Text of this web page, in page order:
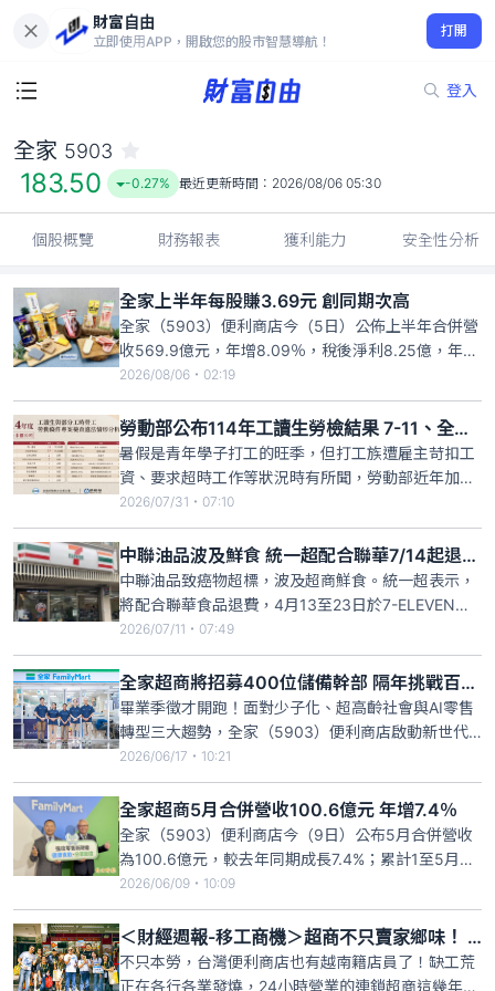
財富自由
立即使用APP，開啟您的股市智慧導航！
打開
登入
183.50
-0.27%
全家 5903
183.50 -0.27% 最近更新時間： 2026/08/06 05:30
個股概覽 財務報表 獲利能力 安全性分析
全家上半年每股賺3.69元 創同期次高
全家（5903）便利商店今（5日）公佈上半年合併營
收569.9億元，年增8.09％，稅後淨利8.25億，年增
7.22%，每股盈餘3.69元，較去年同期增加0.24元，
創同期次高。全家表示，上半年主要受惠便利商店本
業穩健、既存店日均銷售成長，店舖持續拓點，截至
六月底達4504店，淨增34家；轉投資中之
2026/08/06・02:19
勞動部公布114年工讀生勞檢結果 7-11、全家、中油續列違規大戶
暑假是青年學子打工的旺季，但打工族遭雇主苛扣工
資、要求超時工作等狀況時有所聞，勞動部近年加強
工讀生與部分工時勞專案勞檢，今（31）日公布114
年度專案檢查結果，餐飲業、便利商店及加油站仍是
違規重災區，餐飲業違規比例更從去年的48%提升至
53%；上市櫃及國營事業中，統一超商（7-11）、全
家便利商店及
2026/07/31・07:10
中聯油品波及鮮食 統一超配合聯華7/14起退費至APP
中聯油品致癌物超標，波及超商鮮食。統一超表示，
將配合聯華食品退費，4月13至23日於7-ELEVEN購
買聯華食品疑慮批號的鮮食商品，若結帳有報
uniopen會員，統一超14日起會主動退費至APP零錢
包，未報會員消費者提供發票等可至門市退費。全家
表示，仍在研擬退費機制。
2026/07/11・07:49
全家超商將招募400位儲備幹部 隔年挑戰百萬年薪
畢業季徵才開跑！面對少子化、超高齡社會與AI零售
轉型三大趨勢，全家（5903）便利商店啟動新世代
零售人才布局，今年將招募逾1000名正職員工，以
「巷口入職、快速成長、多元共融、科技助攻」為核
心，打造從店舖第一線到總部專業職的多元發展舞
台。其中400位儲備人才列為年度招募主力，涵蓋儲
備幹部及儲備主管兩
2026/06/17・10:21
全家超商5月合併營收100.6億元 年增7.4％
全家（5903）便利商店今（9日）公布5月合併營收
為100.6億元，較去年同期成長7.4%；累計1至5月合
併營收473.96億元，較去年同期成長9.1％。全家表
示，5月整體業績穩健成長，主要動能來自於店數增
長、繳稅季省荷包販促活動奏效、掌握分眾便利飲控
需求，進而帶動鮮食、一般商品皆成長，整體業績持
續
2026/06/09・10:09
＜財經週報-移工商機＞超商不只賣家鄉味！ 統一、全家靠多元人才解缺工荒
不只本勞，台灣便利商店也有越南籍店員了！缺工荒
正在各行各業發燒，24小時營業的連鎖超商這幾年積